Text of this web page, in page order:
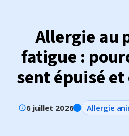
Allergie au
fatigue :
sent épuisé
6 juillet 2026 Allergie